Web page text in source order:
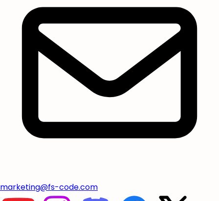
marketing@fs-code.com